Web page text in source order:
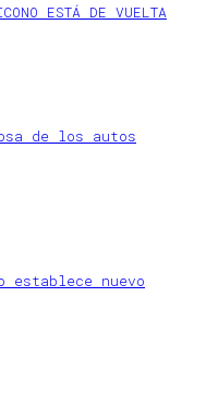
ESTÁ DE VUELTA
de los autos
establece nuevo